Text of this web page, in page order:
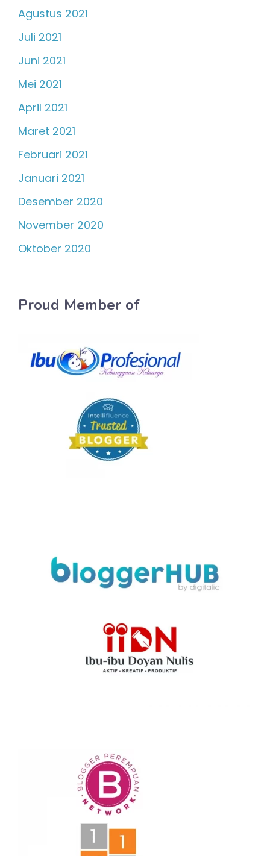
Agustus 2021
Juli 2021
Juni 2021
Mei 2021
April 2021
Maret 2021
Februari 2021
Januari 2021
Desember 2020
November 2020
Oktober 2020
Proud Member of